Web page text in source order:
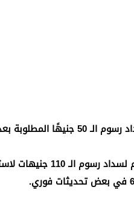
كود 8888 (رسوم التقييم الوظيفي):